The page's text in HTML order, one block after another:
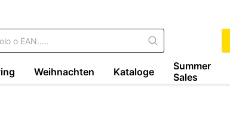
Weihnachten Kataloge
Summer
Sales